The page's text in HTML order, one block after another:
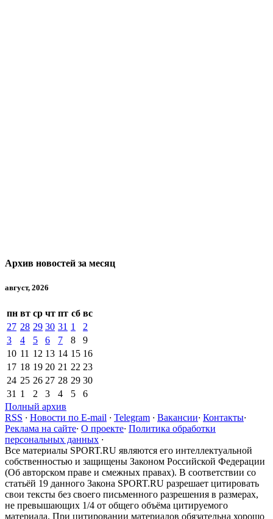
Архив новостей за месяц
август, 2026
пн вт ср чт пт сб вс
27 28 29 30 31 1
2
3
4 5 6 7 8
9
10 11 12 13 14 15 16
17 18 19 20 21 22 23
24 25 26 27 28 29 30
31 1 2 3 4 5
6
Полный архив
RSS · Новости по E-mail · Telegram · Вакансии· Контакты·
Реклама на сайте· О проекте· Политика обработки
персональных данных ·
Все материалы SPORT.RU являются его интеллектуальной
собственностью и защищены Законом Российской Федерации
(Об авторском праве и смежных правах). В соответствии со
статьёй 19 данного Закона SPORT.RU разрешает цитировать
свои тексты без своего письменного разрешения в размерах,
не превышающих 1/4 от общего объёма цитируемого
материала. При цитировании материалов обязательна хорошо